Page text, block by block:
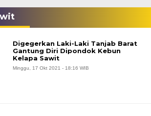
Digegerkan Laki-Laki Tanjab Barat
Gantung Diri Dipondok Kebun
Kelapa Sawit
Minggu, 17 Okt 2021 - 18:16 WIB